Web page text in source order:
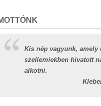
Kis nép vagyunk, amely
szellemiekben hivatott
alkotni.